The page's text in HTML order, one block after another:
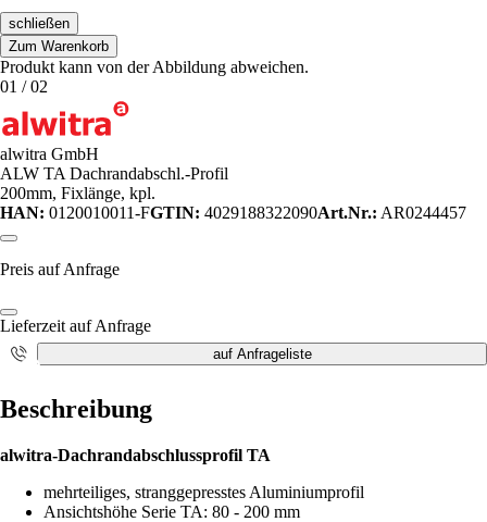
schließen
Zum Warenkorb
Produkt kann von der Abbildung abweichen.
01 /02
alwitra GmbH
ALW TA Dachrandabschl.-Profil
200mm, Fixlänge, kpl.
HAN: 0120010011-FGTIN: 4029188322090Art.Nr.: AR0244457
Preis auf Anfrage
Lieferzeit auf Anfrage
auf Anfrageliste
Beschreibung
alwitra-Dachrandabschlussprofil TA
mehrteiliges, stranggepresstes Aluminiumprofil
Ansichtshöhe Serie TA: 80 - 200 mm